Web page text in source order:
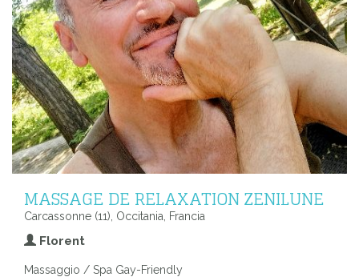
MASSAGE DE RELAXATION ZENILUNE
Carcassonne (11), Occitania, Francia
Florent
Massaggio / Spa Gay-Friendly